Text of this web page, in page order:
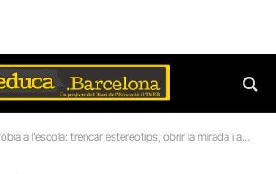
a l’escola: trencar estereotips, obrir la mirada i ampliar referents